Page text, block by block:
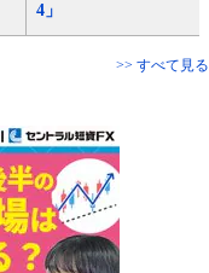
4」
>> すべて見る